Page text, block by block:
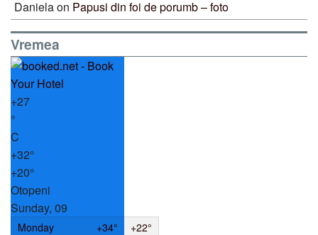
Danielaon Papusi din foi de porumb – foto
Vremea
+27
°
C
+32°
+20°
Otopeni
Sunday, 09
Monday +34° +22°